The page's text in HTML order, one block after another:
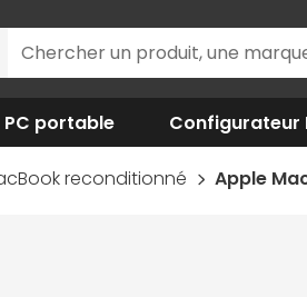
PC portable Configurateur
reconditionné Apple